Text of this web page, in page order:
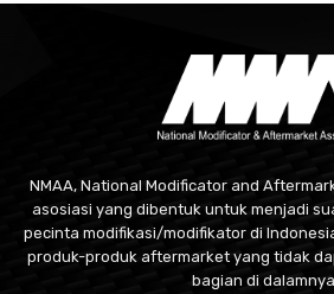
NMAA, National Modificator and
asosiasi yang dibentuk untuk menjadi
pecinta modifikasi/modifikator di
produk-produk aftermarket yang tidak
bagian di